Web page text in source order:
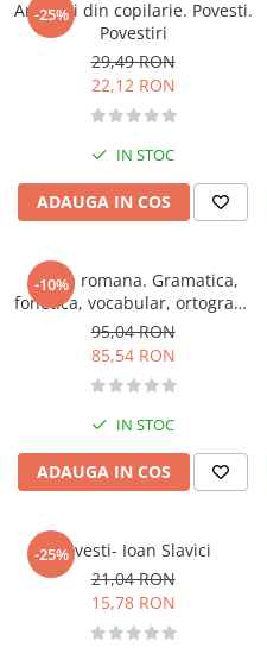
Ghiduri de calatorie
Hobby, timp liber
Animale de companie
Carti de colorat pentru adulti
Casa, gradina
Hobby
Sport
Cursuri universitare
Al Doilea Razboi Mondial
Biografii, memorii si jurnale
Istoria comunismului
Istoria romanilor
Istorie
moderna
Istorie contemporana universala
Istorie sociala si culturala
Mari puteri ale lumii
-25%
Amintiri din copilarie. Povesti.
Povestiri
29,49 RON
22,12 RON
IN STOC
ADAUGA IN COS
-10%
Limba romana. Gramatica,
fonetica, vocabular, ortografie
si ortoepie in conformitate cu
DOOM3
95,04 RON
85,54 RON
IN STOC
ADAUGA IN COS
-25%Povesti- Ioan Slavici
21,04 RON
15,78 RON